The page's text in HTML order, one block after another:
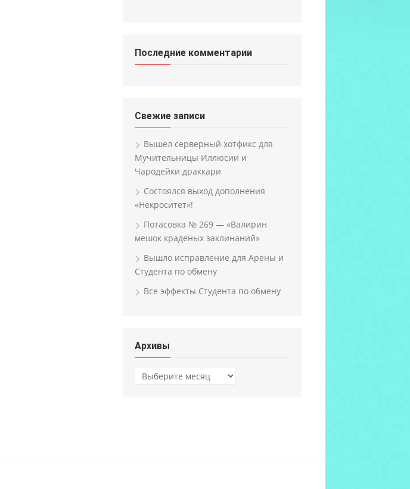
Последние комментарии
Свежие записи
Вышел серверный хотфикс для
Мучительницы Иллюсии и
Чародейки драккари
Состоялся выход дополнения
«Некроситет»!
Потасовка № 269 — «Валирин
мешок краденых заклинаний»
Вышло исправление для Арены и
Студента по обмену
Все эффекты Студента по обмену
Архивы
Архивы